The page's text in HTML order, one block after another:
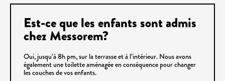
Est-ce que les enfants sont admis
chez Messorem?
Oui, jusqu’à 8h pm, sur la terrasse et à l’intérieur. Nous avons
également une toilette aménagée en conséquence pour changer
les couches de vos enfants.